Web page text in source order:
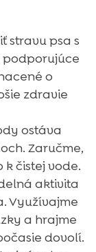
stravu psa s
o
zdravie
ostáva
Zaručme,
k čistej vode.
aktivita
Využívajme
a hrajme
dovolí.